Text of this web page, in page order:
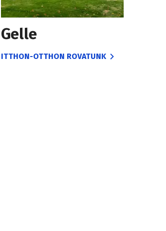
Gelle
ITTHON-OTTHON ROVATUNK